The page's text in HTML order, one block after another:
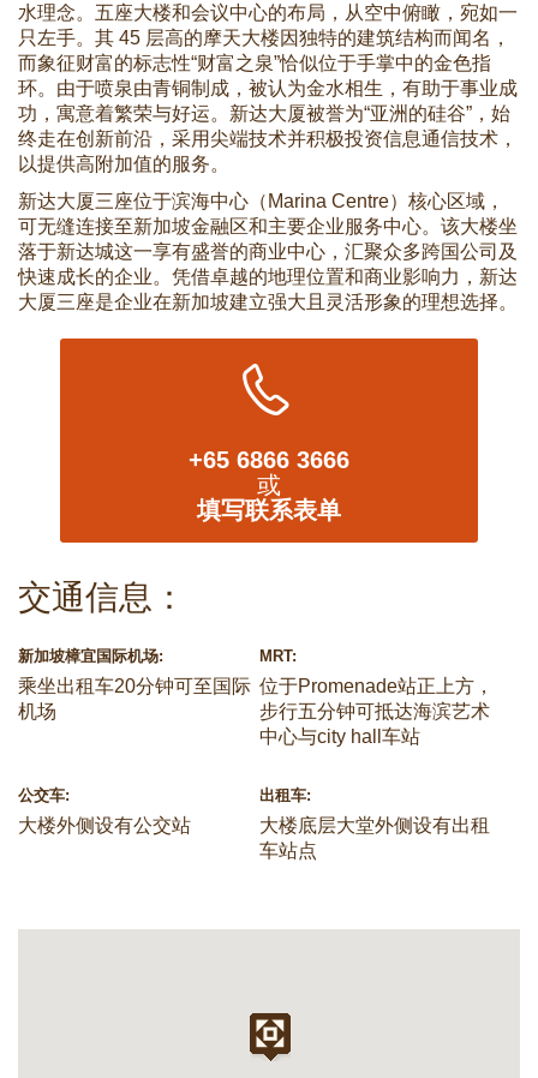
水理念。五座大楼和会议中心的布局，从空中俯瞰，宛如一
只左手。其 45 层高的摩天大楼因独特的建筑结构而闻名，
而象征财富的标志性“财富之泉”恰似位于手掌中的金色指
环。由于喷泉由青铜制成，被认为金水相生，有助于事业成
功，寓意着繁荣与好运。新达大厦被誉为“亚洲的硅谷”，始
终走在创新前沿，采用尖端技术并积极投资信息通信技术，
以提供高附加值的服务。
新达大厦三座位于滨海中心（Marina Centre）核心区域，
可无缝连接至新加坡金融区和主要企业服务中心。该大楼坐
落于新达城这一享有盛誉的商业中心，汇聚众多跨国公司及
快速成长的企业。凭借卓越的地理位置和商业影响力，新达
大厦三座是企业在新加坡建立强大且灵活形象的理想选择。
+65 6866 3666
或
填写联系表单
交通信息：
新加坡樟宜国际机场:
乘坐出租车20分钟可至国际
机场
MRT:
位于Promenade站正上方，
步行五分钟可抵达海滨艺术
中心与city hall车站
公交车:
大楼外侧设有公交站
出租车:
大楼底层大堂外侧设有出租
车站点